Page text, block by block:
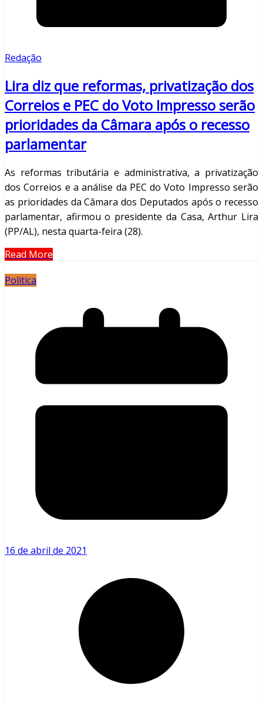
Redação
Lira diz que reformas, privatização dos
Correios e PEC do Voto Impresso serão
prioridades da Câmara após o recesso
parlamentar
As reformas tributária e administrativa, a privatização
dos Correios e a análise da PEC do Voto Impresso serão
as prioridades da Câmara dos Deputados após o recesso
parlamentar, afirmou o presidente da Casa, Arthur Lira
(PP/AL), nesta quarta-feira (28).
Read More
Politica
16 de abril de 2021